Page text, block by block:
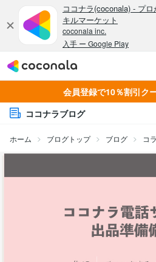
会員登録で10％割引ク
ココナラブログ
ホーム ブログトップ ブログ コ